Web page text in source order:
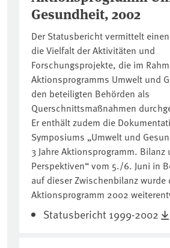
Gesundheit, 2002
Der Statusbericht vermittelt
die Vielfalt der Aktivitäten und
Forschungsprojekte, die im
Aktionsprogramms Umwelt und
den beteiligten Behörden als
Querschnittsmaßnahmen
Er enthält zudem die
Symposiums „Umwelt und
3 Jahre Aktionsprogramm. Bilanz
Perspektiven“ vom 5./6. Juni in
auf dieser Zwischenbilanz wurde
Aktionsprogramm 2002
Statusbericht 1999-2002